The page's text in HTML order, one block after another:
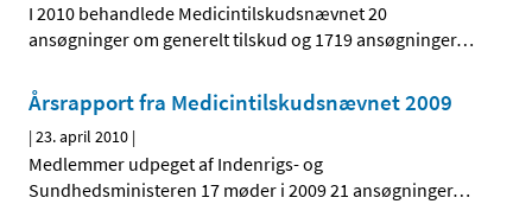
I 2010 behandlede Medicintilskudsnævnet 20
ansøgninger om generelt tilskud og 1719 ansøgninger…
Årsrapport fra Medicintilskudsnævnet 2009
|23. april 2010 |
Medlemmer udpeget af Indenrigs- og
Sundhedsministeren 17 møder i 2009 21 ansøgninger…